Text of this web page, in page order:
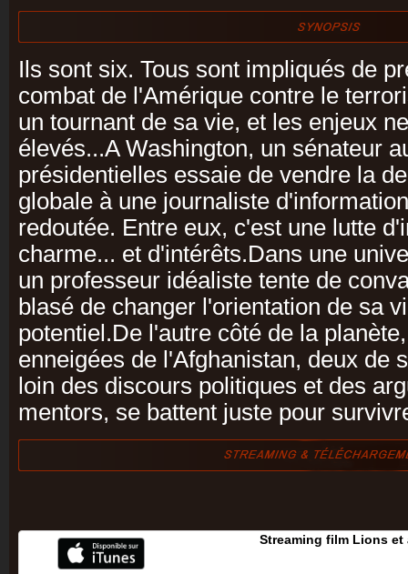
Ils sont six. Tous sont impliqués de
combat de l'Amérique contre le
un tournant de sa vie, et les enjeux
élevés...A Washington, un sénateur
présidentielles essaie de vendre la
globale à une journaliste
redoutée. Entre eux, c'est une lutte
charme... et d'intérêts.Dans une
un professeur idéaliste tente de
blasé de changer l'orientation de sa
potentiel.De l'autre côté de la
enneigées de l'Afghanistan, deux de
loin des discours politiques et des
mentors, se battent juste pour
Streaming film Lions